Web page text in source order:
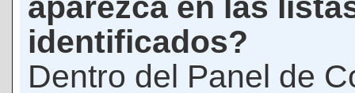
aparezca en las
identificados?
Dentro del Panel de